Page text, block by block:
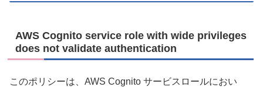
AWS Cognito service role with wide privileges
does not validate authentication
このポリシーは、AWS Cognito サービスロールにおい